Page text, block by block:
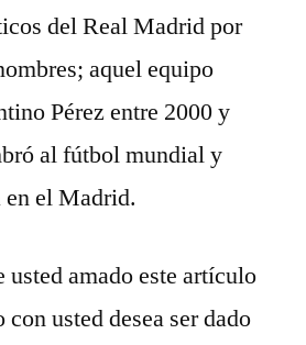
del Real Madrid por
aquel equipo
Pérez entre 2000 y
al fútbol mundial y
en el Madrid.
usted amado este artículo
usted desea ser dado